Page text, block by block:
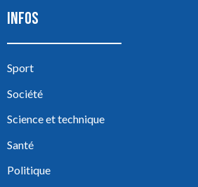
INFOS
Sport
Société
Science et technique
Santé
Politique